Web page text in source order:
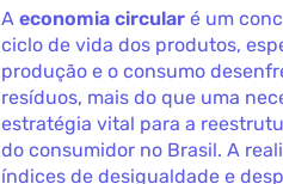
Aeconomia circular é um
ciclo de vida dos produtos,
produção e o consumo
resíduos, mais do que uma
estratégia vital para a
do consumidor no Brasil. A
índices de desigualdade e